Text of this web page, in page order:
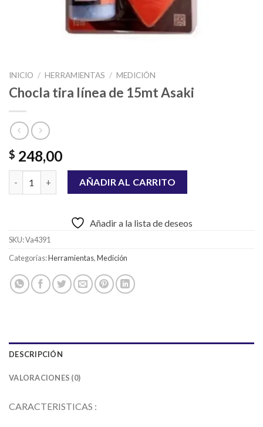
INICIO / HERRAMIENTAS / MEDICIÓN
Chocla tira línea de 15mt Asaki
$ 248,00
Chocla tira línea de 15mt Asaki cantidad
AÑADIR AL CARRITO
Añadir a la lista de deseos
SKU:Va4391
Categorías:Herramientas,Medición
DESCRIPCIÓN
VALORACIONES (0)
CARACTERISTICAS :